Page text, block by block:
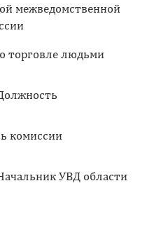
межведомственной
торговле людьми
комиссии
УВД области